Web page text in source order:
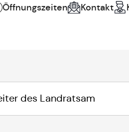
Öffnungszeiten Kontakt